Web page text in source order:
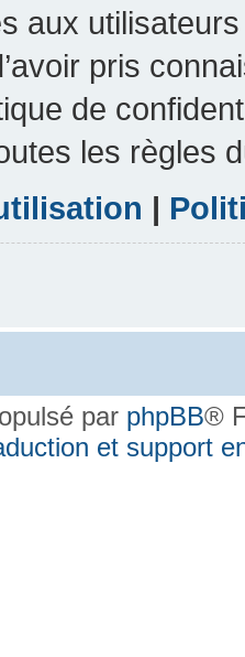
aux
pris
de
les règles
|
par phpBB®
et support